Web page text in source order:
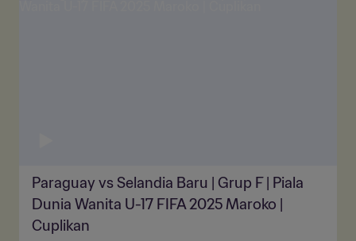
Paraguay vs Selandia Baru | Grup F | Piala
Dunia Wanita U-17 FIFA 2025 Maroko |
Cuplikan